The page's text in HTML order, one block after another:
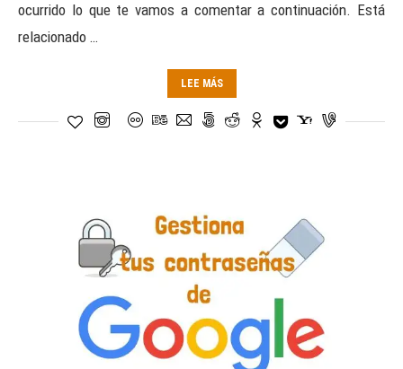
ocurrido lo que te vamos a comentar a continuación. Está
relacionado …
LEE MÁS